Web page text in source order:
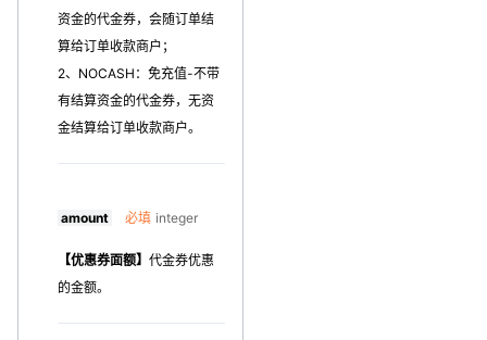
资金的代金券，会随订单结
算给订单收款商户；
2、NOCASH：免充值-不带
有结算资金的代金券，无资
金结算给订单收款商户。
amount 必填 integer
【优惠券面额】 代金券优惠
的金额。